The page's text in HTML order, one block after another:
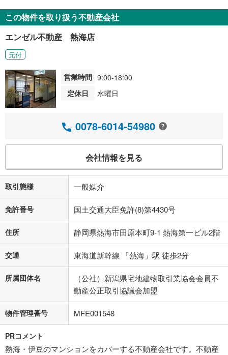
この物件を取り扱う不動産会社
エンゼル不動産 熱海店
元付
営業時間 9:00-18:00
定休日
水曜日
0078-6014-54980
会社情報を見る
取引態様 一般媒介
免許番号 国土交通大臣免許(8)第4430号
住所 静岡県熱海市田原本町9-1 熱海第一ビル2階
交通 東海道新幹線 「熱海」駅 徒歩2分
所属団体名
（公社）新潟県宅地建物取引業協会会員不
動産公正取引協議会加盟
物件管理番号 MFE001548
PRコメント
熱海・伊豆のマンションをカバーする不動産会社です。不動産